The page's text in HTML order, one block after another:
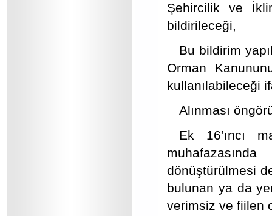
Şehircilik ve
bildirileceği,
Bu bildirim
Orman
kullanılabileceği
Alınması
Ek 16’ıncı
dönüştürülmesi
bulunan ya da
verimsiz ve fiilen